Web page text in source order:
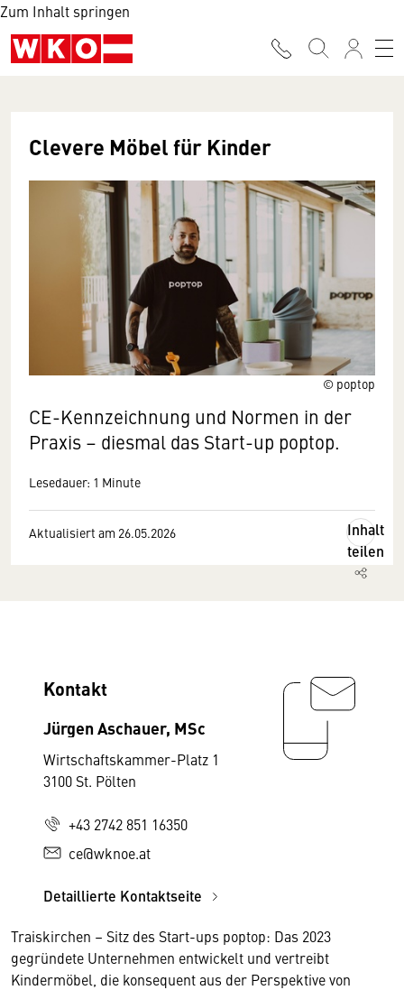
Zum Inhalt springen
© poptop
Clevere Möbel für Kinder
CE-Kennzeichnung und Normen in der
Praxis – diesmal das Start-up poptop.
Lesedauer: 1 Minute
Aktualisiert am 26.05.2026
Inhalt
teilen
Kontakt
Jürgen Aschauer, MSc
Wirtschaftskammer-Platz 1
3100 St. Pölten
+43 2742 851 16350
ce@wknoe.at
Detaillierte Kontaktseite
Traiskirchen – Sitz des Start-ups poptop: Das 2023
gegründete Unternehmen entwickelt und vertreibt
Kindermöbel, die konsequent aus der Perspektive von